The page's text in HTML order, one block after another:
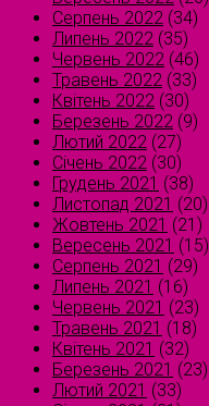
Серпень 2022 (34)
Липень 2022 (35)
Червень 2022 (46)
Травень 2022 (33)
Квітень 2022 (30)
Березень 2022 (9)
Лютий 2022 (27)
Січень 2022 (30)
Грудень 2021 (38)
Листопад 2021 (20)
Жовтень 2021 (21)
Вересень 2021 (15)
Серпень 2021 (29)
Липень 2021 (16)
Червень 2021 (23)
Травень 2021 (18)
Квітень 2021 (32)
Березень 2021 (23)
Лютий 2021 (33)